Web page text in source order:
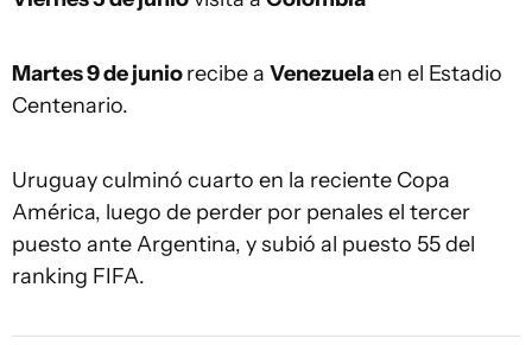
Martes 9 de juniorecibe a Venezuelaen el Estadio
Centenario.
Uruguay culminó cuarto en la reciente Copa
América, luego de perder por penales el tercer
puesto ante Argentina, y subió al puesto 55 del
ranking FIFA.